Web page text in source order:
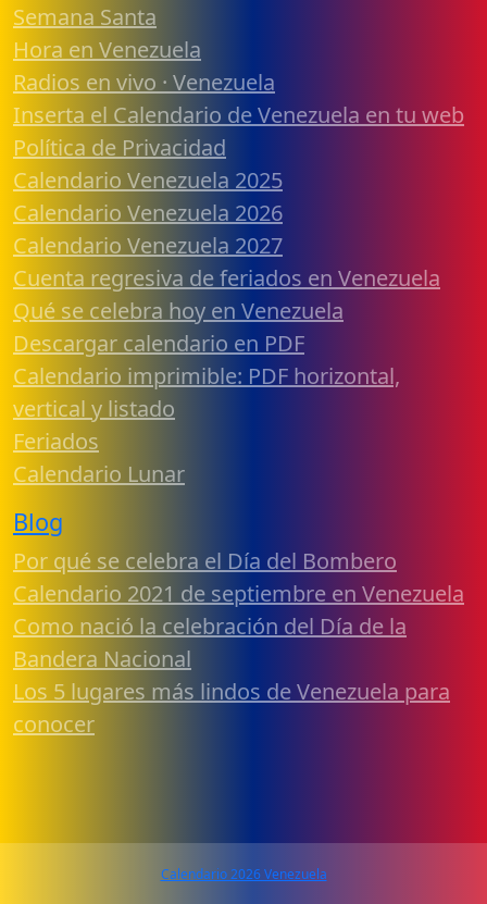
Semana Santa
Hora en Venezuela
Radios en vivo · Venezuela
Inserta el Calendario de Venezuela en tu web
Política de Privacidad
Calendario Venezuela 2025
Calendario Venezuela 2026
Calendario Venezuela 2027
Cuenta regresiva de feriados en Venezuela
Qué se celebra hoy en Venezuela
Descargar calendario en PDF
Calendario imprimible: PDF horizontal,
vertical y listado
Feriados
Calendario Lunar
Blog
Por qué se celebra el Día del Bombero
Calendario 2021 de septiembre en Venezuela
Como nació la celebración del Día de la
Bandera Nacional
Los 5 lugares más lindos de Venezuela para
conocer
Calendario 2026 Venezuela